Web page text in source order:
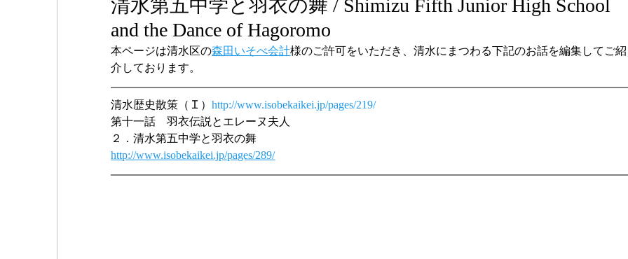
清水第五中学と羽衣の舞 / Shimizu Fifth Junior High School
and the Dance of Hagoromo
本ページは清水区の森田いそべ会計様のご許可をいただき、清水にまつわる下記のお話を編集してご紹
介しております。
清水歴史散策（Ｉ）http://www.isobekaikei.jp/pages/219/
第十一話　羽衣伝説とエレーヌ夫人
２．清水第五中学と羽衣の舞
http://www.isobekaikei.jp/pages/289/